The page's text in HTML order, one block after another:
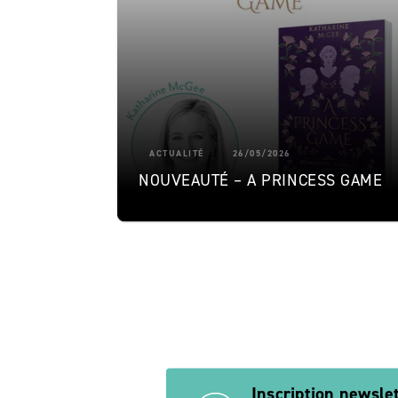
ACTUALITÉ 26/05/2026
NOUVEAUTÉ – A PRINCESS GAME